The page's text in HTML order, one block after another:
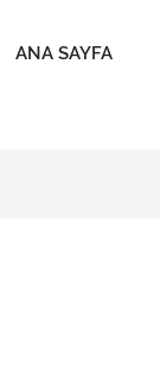
ANA SAYFA